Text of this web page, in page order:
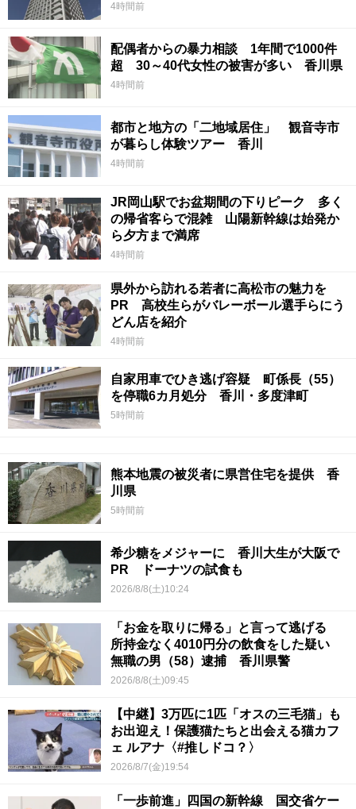
4時間前
配偶者からの暴力相談 1年間で1000件
超 30～40代女性の被害が多い 香川県
4時間前
都市と地方の「二地域居住」 観音寺市
が暮らし体験ツアー 香川
4時間前
JR岡山駅でお盆期間の下りピーク 多く
の帰省客らで混雑 山陽新幹線は始発か
ら夕方まで満席
4時間前
県外から訪れる若者に高松市の魅力を
PR 高校生らがバレーボール選手らにう
どん店を紹介
4時間前
自家用車でひき逃げ容疑 町係長（55）
を停職6カ月処分 香川・多度津町
5時間前
熊本地震の被災者に県営住宅を提供 香
川県
5時間前
希少糖をメジャーに 香川大生が大阪で
PR ドーナツの試食も
2026/8/8(土)10:24
「お金を取りに帰る」と言って逃げる
所持金なく4010円分の飲食をした疑い
無職の男（58）逮捕 香川県警
2026/8/8(土)09:45
【中継】3万匹に1匹「オスの三毛猫」も
お出迎え！保護猫たちと出会える猫カフ
ェ ルアナ〈#推しドコ？〉
2026/8/7(金)19:54
「一歩前進」四国の新幹線 国交省ケー